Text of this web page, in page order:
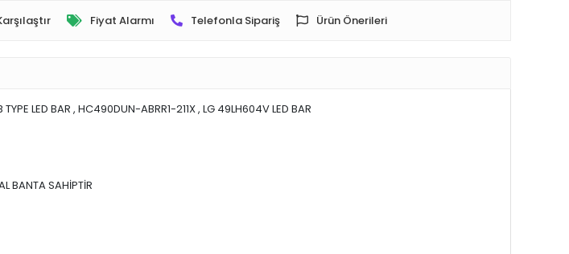
Fiyat Alarmı Telefonla Sipariş Ürün Önerileri
LED BAR , HC490DUN-ABRR1-211X , LG 49LH604V LED BAR
BANTA SAHİPTİR